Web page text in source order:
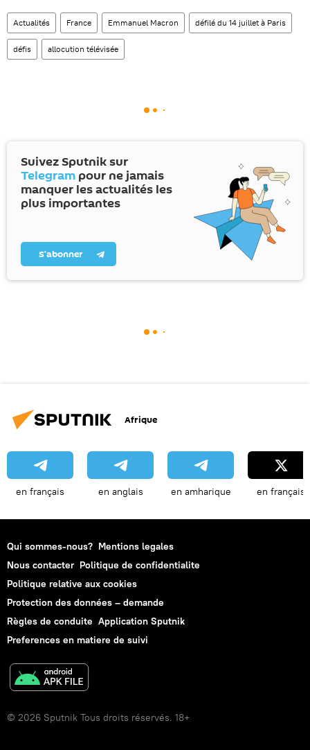
Actualités France Emmanuel Macron défilé du 14 juillet à Paris
défis allocution télévisée
Suivez Sputnik sur
Telegram pour ne jamais
manquer les actualités les
plus importantes
S’abonner
Afrique
en français en anglais en amharique en français
Qui sommes-nous? Mentions legales
Nous contacter Politique de confidentialite
Politique relative aux cookies
Protection des données – demande
Règles de conduite Application Sputnik
Preferences en matiere de suivi
© 2026 Sputnik Tous droits réservés. 18+